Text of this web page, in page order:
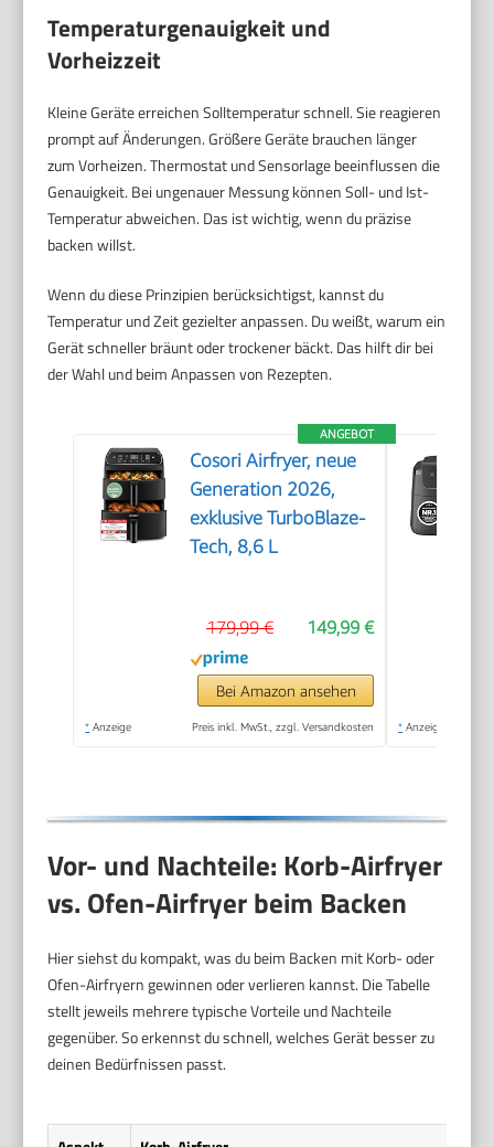
Temperaturgenauigkeit und
Vorheizzeit
Kleine Geräte erreichen Solltemperatur schnell. Sie reagieren
prompt auf Änderungen. Größere Geräte brauchen länger
zum Vorheizen. Thermostat und Sensorlage beeinflussen die
Genauigkeit. Bei ungenauer Messung können Soll- und Ist-
Temperatur abweichen. Das ist wichtig, wenn du präzise
backen willst.
Wenn du diese Prinzipien berücksichtigst, kannst du
Temperatur und Zeit gezielter anpassen. Du weißt, warum ein
Gerät schneller bräunt oder trockener bäckt. Das hilft dir bei
der Wahl und beim Anpassen von Rezepten.
ANGEBOT
Cosori Airfryer, neue
Generation 2026,
exklusive TurboBlaze-
Tech, 8,6 L
149,99 €
179,99 €
Bei Amazon ansehen
* Anzeige Preis inkl. MwSt., zzgl. Versandkosten * Anzeige
Vor- und Nachteile: Korb-Airfryer
vs. Ofen-Airfryer beim Backen
Hier siehst du kompakt, was du beim Backen mit Korb- oder
Ofen-Airfryern gewinnen oder verlieren kannst. Die Tabelle
stellt jeweils mehrere typische Vorteile und Nachteile
gegenüber. So erkennst du schnell, welches Gerät besser zu
deinen Bedürfnissen passt.